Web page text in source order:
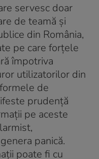
servesc doar
de teamă şi
din România,
pe care forţele
împotriva
utilizatorilor din
de
prudenţă
pe aceste
panică.
poate fi cu